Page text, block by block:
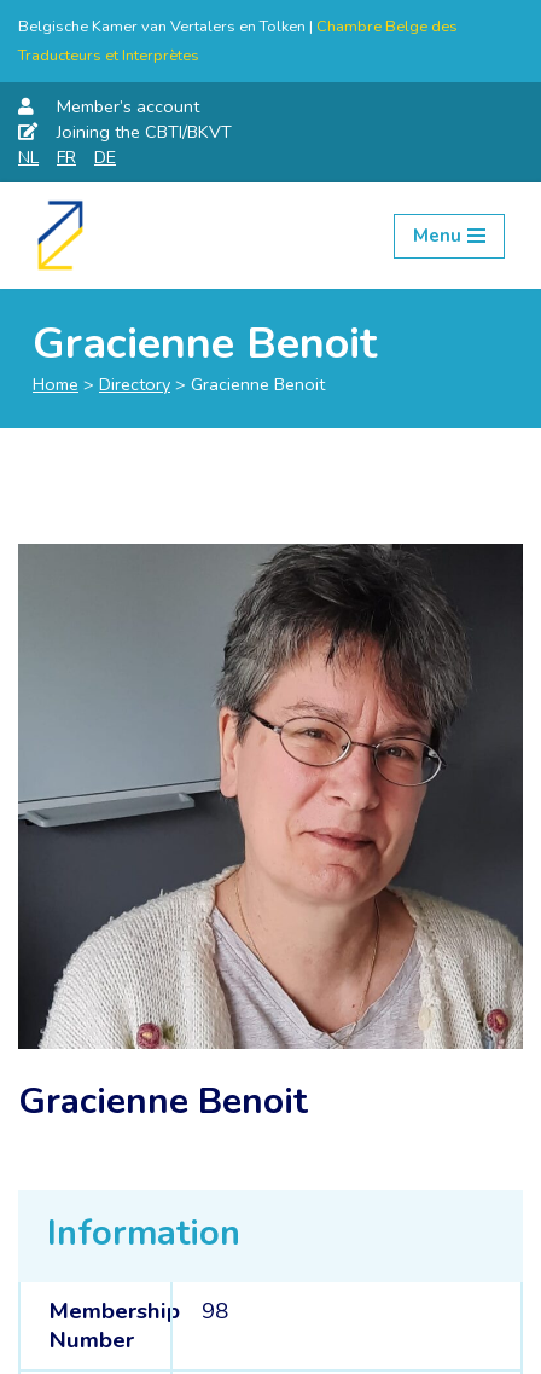
Belgische Kamer van Vertalers en Tolken | Chambre Belge des
Traducteurs et Interprètes
Member’s account
Joining the CBTI/BKVT
NL
FR DE
Skip
Menu
Gracienne Benoit
Home > Directory > Gracienne Benoit
Information
Membership
Number
98
Gracienne Benoit